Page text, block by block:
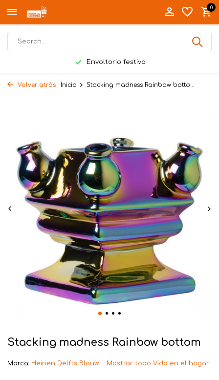
0
Envoltorio festivo
Volver atrás Inicio Stacking madness Rainbow botto...
Stacking madness Rainbow bottom
Marca: Heinen Delfts Blauw Mostrar todo Vida en el hogar